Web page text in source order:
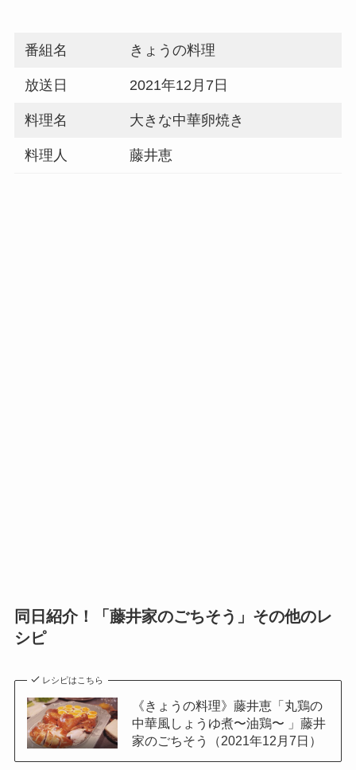
番組名 きょうの料理
放送日 2021年12月7日
料理名 大きな中華卵焼き
料理人 藤井恵
同日紹介！「藤井家のごちそう」その他のレ
シピ
レシピはこちら
《きょうの料理》藤井恵「丸鶏の
中華風しょうゆ煮〜油鶏〜 」藤井
家のごちそう（2021年12月7日）